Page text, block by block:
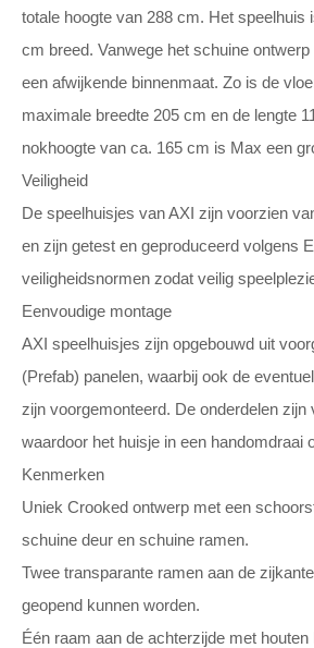
totale hoogte van 288 cm. Het speelhuis
cm breed. Vanwege het schuine ontwerp
een afwijkende binnenmaat. Zo is de
maximale breedte 205 cm en de lengte
nokhoogte van ca. 165 cm is Max een
Veiligheid
De speelhuisjes van AXI zijn voorzien
en zijn getest en geproduceerd volgens
veiligheidsnormen zodat veilig
Eenvoudige montage
AXI speelhuisjes zijn opgebouwd uit
(Prefab) panelen, waarbij ook de
zijn voorgemonteerd. De onderdelen zijn
waardoor het huisje in een handomdraai
Kenmerken
Uniek Crooked ontwerp met een
schuine deur en schuine ramen.
Twee transparante ramen aan de
geopend kunnen worden.
Één raam aan de achterzijde met houten